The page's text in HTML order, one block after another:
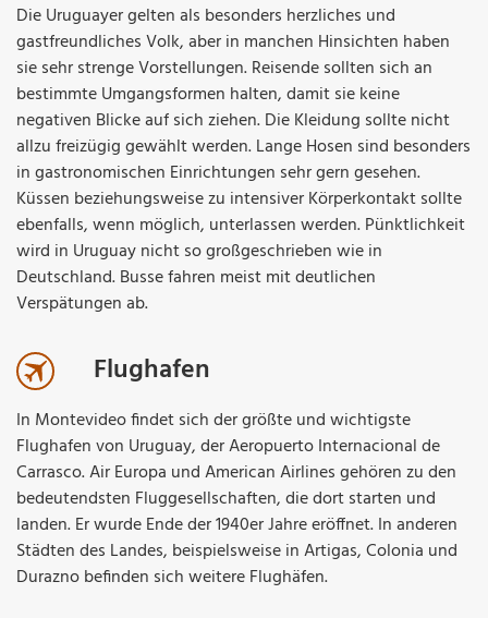
Die Uruguayer gelten als besonders herzliches und
gastfreundliches Volk, aber in manchen Hinsichten haben
sie sehr strenge Vorstellungen. Reisende sollten sich an
bestimmte Umgangsformen halten, damit sie keine
negativen Blicke auf sich ziehen. Die Kleidung sollte nicht
allzu freizügig gewählt werden. Lange Hosen sind besonders
in gastronomischen Einrichtungen sehr gern gesehen.
Küssen beziehungsweise zu intensiver Körperkontakt sollte
ebenfalls, wenn möglich, unterlassen werden. Pünktlichkeit
wird in Uruguay nicht so großgeschrieben wie in
Deutschland. Busse fahren meist mit deutlichen
Verspätungen ab.
Flughafen
In Montevideo findet sich der größte und wichtigste
Flughafen von Uruguay, der Aeropuerto Internacional de
Carrasco. Air Europa und American Airlines gehören zu den
bedeutendsten Fluggesellschaften, die dort starten und
landen. Er wurde Ende der 1940er Jahre eröffnet. In anderen
Städten des Landes, beispielsweise in Artigas, Colonia und
Durazno befinden sich weitere Flughäfen.